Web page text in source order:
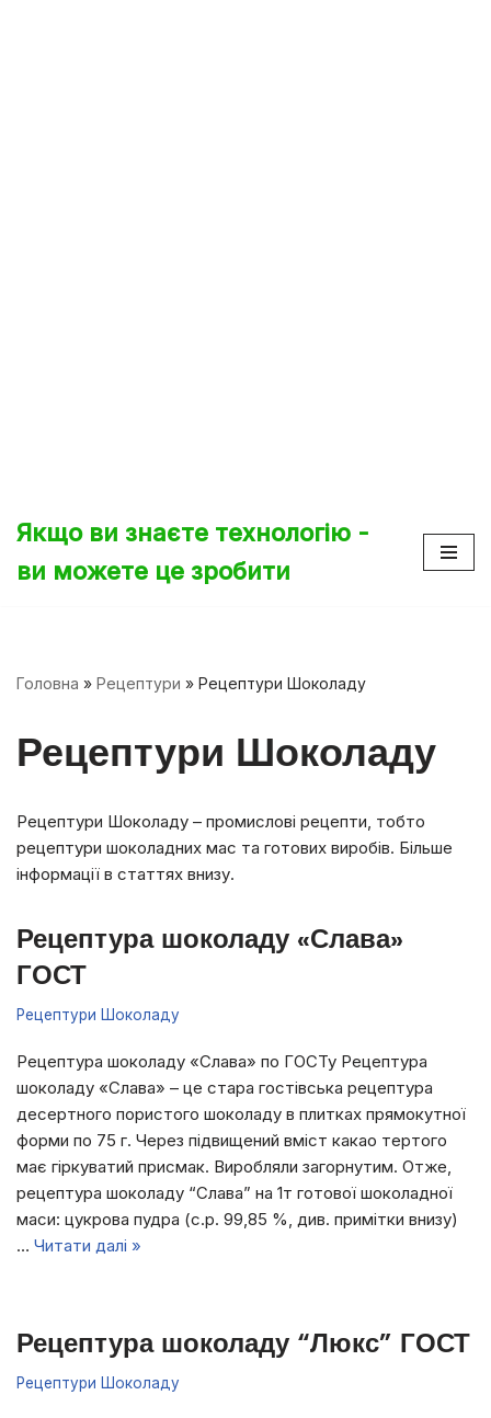
до
Якщо ви знаєте технологію -
ви можете це зробити
Головна » Рецептури » Рецептури Шоколаду
Рецептури Шоколаду
Рецептури Шоколаду – промислові рецепти, тобто
рецептури шоколадних мас та готових виробів. Більше
інформації в статтях внизу.
Рецептура шоколаду «Слава»
ГОСТ
Рецептури Шоколаду
Рецептура шоколаду «Слава» по ГОСТу Рецептура
шоколаду «Слава» – це стара гостівська рецептура
десертного пористого шоколаду в плитках прямокутної
форми по 75 г. Через підвищений вміст какао тертого
має гіркуватий присмак. Виробляли загорнутим. Отже,
рецептура шоколаду “Слава” на 1т готової шоколадної
маси: цукрова пудра (с.р. 99,85 %, див. примітки внизу)
… Читати далі »
Рецептура шоколаду “Люкс” ГОСТ
Рецептури Шоколаду